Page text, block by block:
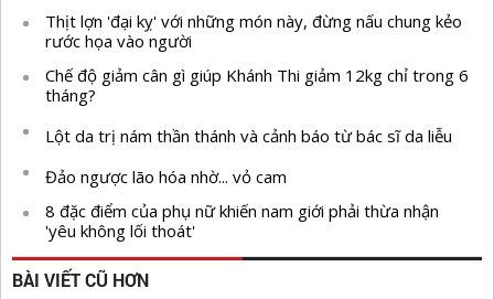
Thịt lợn 'đại kỵ' với những món này, đừng nấu chung kẻo
rước họa vào người
Chế độ giảm cân gì giúp Khánh Thi giảm 12kg chỉ trong 6
tháng?
Lột da trị nám thần thánh và cảnh báo từ bác sĩ da liễu
Đảo ngược lão hóa nhờ... vỏ cam
8 đặc điểm của phụ nữ khiến nam giới phải thừa nhận
'yêu không lối thoát'
BÀI VIẾT CŨ HƠN